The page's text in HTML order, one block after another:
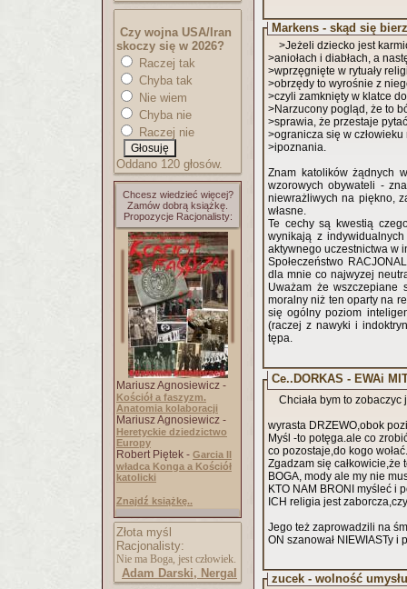
Czy wojna USA/Iran
skoczy się w 2026?
Raczej tak
Chyba tak
Nie wiem
Chyba nie
Raczej nie
Oddano 120 głosów.
Chcesz wiedzieć więcej?
Zamów dobrą książkę.
Propozycje Racjonalisty:
Mariusz Agnosiewicz -
Kościół a faszyzm.
Anatomia kolaboracji
Mariusz Agnosiewicz -
Heretyckie dziedzictwo
Europy
Robert Piętek - Garcia II
władca Konga a Kościół
katolicki
Znajdź książkę..
Złota myśl
Racjonalisty:
Nie ma Boga, jest człowiek.
Adam Darski, Nergal
Markens - skąd się
>Jeżeli dziecko jest
>aniołach i diabłach, a
>wprzęgnięte w rytuały
>obrzędy to wyrośnie
>czyli zamknięty w klatce
>Narzucony pogląd, że to
>sprawia, że przestaje
>ogranicza się w
>ipoznania.
Znam katolików żądnych
wzorowych obywateli -
niewrażliwych na piękno,
własne.
Te cechy są kwestią
wynikają z
aktywnego uczestnictwa w
Społeczeństwo
dla mnie co najwyzej
Uważam że wszczepiane
moralny niż ten oparty na
się ogólny poziom
(raczej z nawyki i
tępa.
Ce..DORKAS - EWAi
Chciała bym to
wyrasta
Myśl -to
co pozostaje,do kogo wołać.
Zgadzam się
BOGA, mody ale my nie
KTO NAM BRONI myśleć i
zucek - wolność umysłu